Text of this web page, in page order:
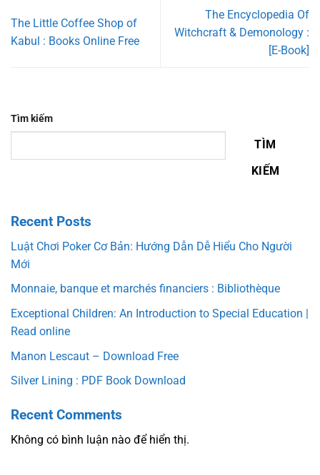
The Little Coffee Shop of
Kabul : Books Online Free
The Encyclopedia Of
Witchcraft & Demonology :
[E-Book]
Tìm kiếm
TÌM
KIẾM
Recent Posts
Luật Chơi Poker Cơ Bản: Hướng Dẫn Dễ Hiểu Cho Người
Mới
Monnaie, banque et marchés financiers : Bibliothèque
Exceptional Children: An Introduction to Special Education |
Read online
Manon Lescaut – Download Free
Silver Lining : PDF Book Download
Recent Comments
Không có bình luận nào để hiển thị.